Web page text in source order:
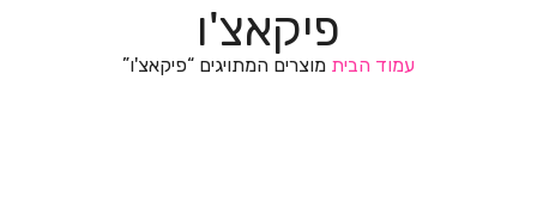
פיקאצ'ו
עמוד הבית מוצרים המתויגים “פיקאצ'ו”